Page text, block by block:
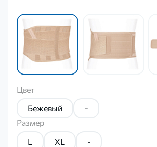
Цвет
Бежевый
-
Размер
L
XL -